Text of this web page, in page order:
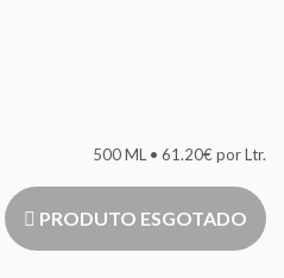
500 ML • 61.20€ por Ltr.
PRODUTO ESGOTADO